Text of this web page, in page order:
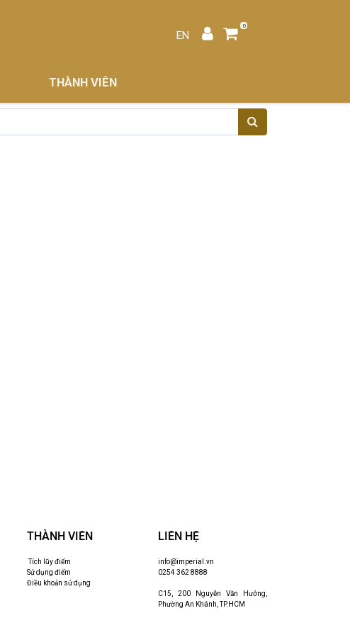
EN
0
THÀNH VIÊN
THÀNH VIÊN
Tích lũy điểm
Sử dụng điểm
Điều khoản sử dụng
LIÊN HỆ
info@imperial.vn
0254 362 8888
C15, 200 Nguyễn Văn Hưởng,
Phường An Khánh, TP.HCM